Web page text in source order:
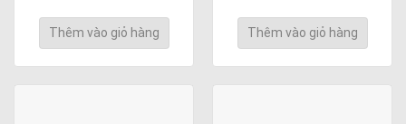
Thêm vào giỏ hàng Thêm vào giỏ hàng